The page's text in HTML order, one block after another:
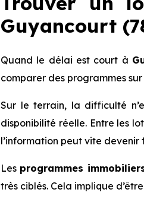
Guyancourt
Quand le délai est court à
comparer des programmes
Sur le terrain, la difficulté
disponibilité réelle. Entre les
l’information peut vite devenir
Les programmes
très ciblés. Cela implique